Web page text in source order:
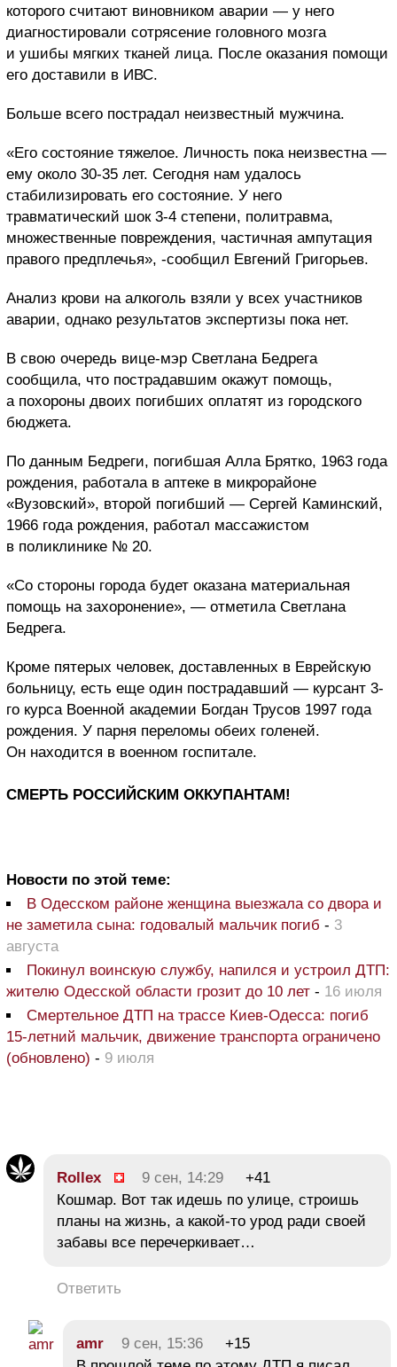
которого считают виновником аварии — у него
диагностировали сотрясение головного мозга
и ушибы мягких тканей лица. После оказания помощи
его доставили в ИВС.
Больше всего пострадал неизвестный мужчина.
«Его состояние тяжелое. Личность пока неизвестна —
ему около 30-35 лет. Сегодня нам удалось
стабилизировать его состояние. У него
травматический шок 3-4 степени, политравма,
множественные повреждения, частичная ампутация
правого предплечья», -сообщил Евгений Григорьев.
Анализ крови на алкоголь взяли у всех участников
аварии, однако результатов экспертизы пока нет.
В свою очередь вице-мэр Светлана Бедрега
сообщила, что пострадавшим окажут помощь,
а похороны двоих погибших оплатят из городского
бюджета.
По данным Бедреги, погибшая Алла Брятко, 1963 года
рождения, работала в аптеке в микрорайоне
«Вузовский», второй погибший — Сергей Каминский,
1966 года рождения, работал массажистом
в поликлинике № 20.
«Со стороны города будет оказана материальная
помощь на захоронение», — отметила Светлана
Бедрега.
Кроме пятерых человек, доставленных в Еврейскую
больницу, есть еще один пострадавший — курсант 3-
го курса Военной академии Богдан Трусов 1997 года
рождения. У парня переломы обеих голеней.
Он находится в военном госпитале.
СМЕРТЬ РОССИЙСКИМ ОККУПАНТАМ!
Новости по этой теме:
В Одесском районе женщина выезжала со двора и
не заметила сына: годовалый мальчик погиб - 3
августа
Покинул воинскую службу, напился и устроил ДТП:
жителю Одесской области грозит до 10 лет - 16 июля
Смертельное ДТП на трассе Киев-Одесса: погиб
15-летний мальчик, движение транспорта ограничено
(обновлено) - 9 июля
Rollex 9 сен, 14:29
+41
Кошмар. Вот так идешь по улице, строишь
планы на жизнь, а какой-то урод ради своей
забавы все перечеркивает…
Ответить
amr 9 сен, 15:36
+15